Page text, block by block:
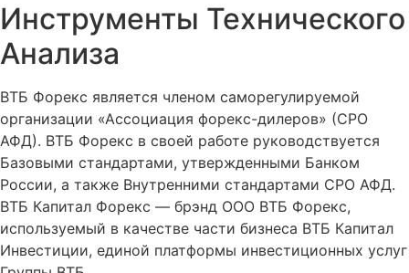
Инструменты Технического
Анализа
ВТБ Форекс является членом саморегулируемой
организации «Ассоциация форекс-дилеров» (СРО
АФД). ВТБ Форекс в своей работе руководствуется
Базовыми стандартами, утвержденными Банком
России, а также Внутренними стандартами СРО АФД.
ВТБ Капитал Форекс — брэнд ООО ВТБ Форекс,
используемый в качестве части бизнеса ВТБ Капитал
Инвестиции, единой платформы инвестиционных услуг